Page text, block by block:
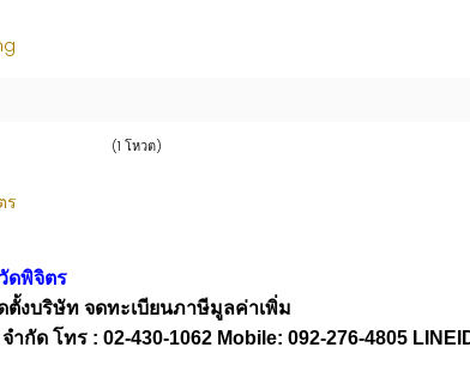
(1 โหวต)
ดพิจิตร
งบริษัท จดทะเบียนภาษีมูลค่าเพิ่ม
กัด โทร : 02-430-1062 Mobile: 092-276-4805